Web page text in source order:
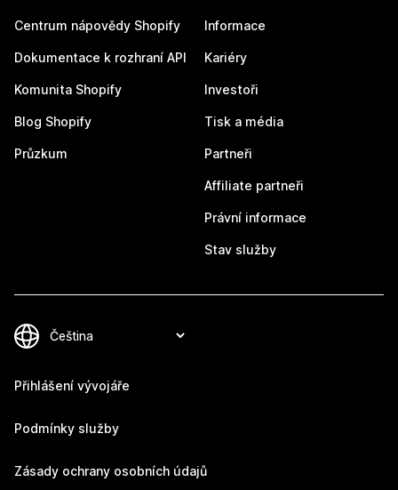
Centrum nápovědy Shopify
Dokumentace k rozhraní API
Komunita Shopify
Blog Shopify
Průzkum
Informace
Kariéry
Investoři
Tisk a média
Partneři
Affiliate partneři
Právní informace
Stav služby
Přihlášení vývojáře
Podmínky služby
Zásady ochrany osobních údajů